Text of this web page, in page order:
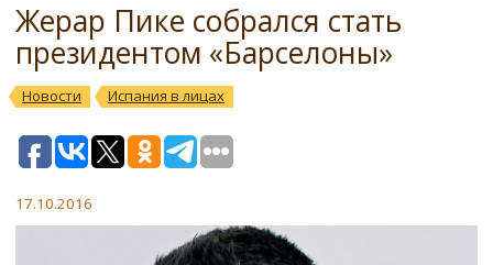
Жерар Пике собрался стать
президентом «Барселоны»
Новости Испания в лицах
17.10.2016